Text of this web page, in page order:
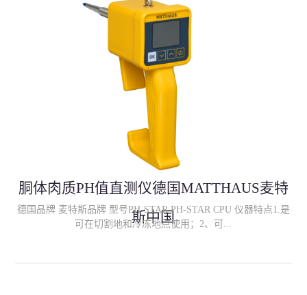
胴体肉质PH值直测仪德国MATTHAUS麦特
斯中国
德国品牌 麦特斯品牌 型号PH-STAR PH-STAR CPU 仪器特点1.是
可在切割地和冷冻地点使用；2、可...